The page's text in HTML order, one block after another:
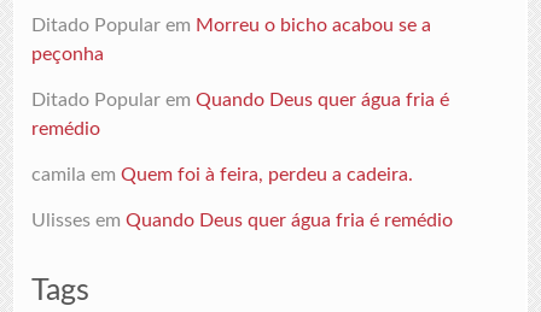
Ditado Popular em Morreu o bicho acabou se a
peçonha
Ditado Popular emQuando Deus quer água fria é
remédio
camila emQuem foi à feira, perdeu a cadeira.
Ulisses emQuando Deus quer água fria é remédio
Tags